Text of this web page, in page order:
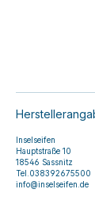
Inselseifen
Hauptstraße 10
18546 Sassnitz
Tel.038392675500
info@inselseifen.de